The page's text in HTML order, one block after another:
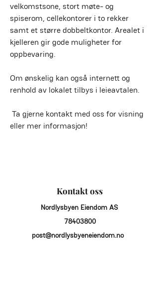
velkomstsone, stort møte- og
spiserom, cellekontorer i to rekker
samt et større dobbeltkontor. Arealet i
kjelleren gir gode muligheter for
oppbevaring.
Om ønskelig kan også internett og
renhold av lokalet tilbys i leieavtalen.
Ta gjerne kontakt med oss for visning
eller mer informasjon!
Kontakt oss
Nordlysbyen Eiendom AS
78403800
post@nordlysbyeneiendom.no